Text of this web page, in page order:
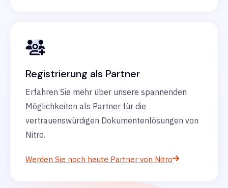
Registrierung als Partner
Erfahren Sie mehr über unsere spannenden
Möglichkeiten als Partner für die
vertrauenswürdigen Dokumentenlösungen von
Nitro.
Werden Sie noch heute Partner von Nitro